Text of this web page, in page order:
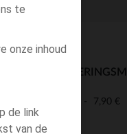
te
onze inhoud
de link
van de
7,90 €
tot 4 dagen